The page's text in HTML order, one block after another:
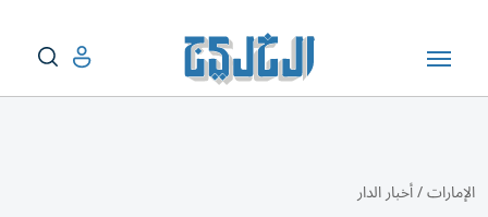
الإمارات/أخبار الدار